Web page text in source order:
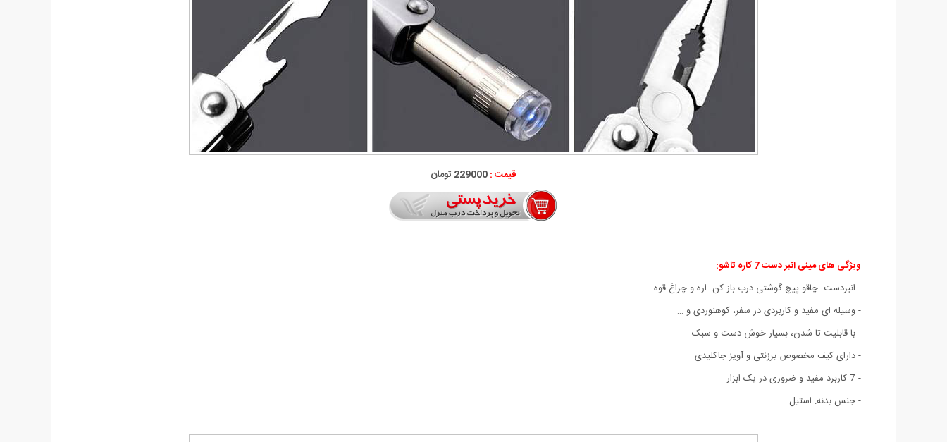
قیمت :229000 تومان
ویژگی های مینی انبر دست 7 کاره تاشو:
- انبردست- چاقو-پیچ گوشتی-درب باز کن- اره و چراغ قوه
- وسیله ای مفید و کاربردی در سفر، کوهنوردی و …
- با قابلیت تا شدن، بسیار خوش دست و سبک
- دارای کیف مخصوص برزنتی و آویز جاکلیدی
- 7 کاربرد مفید و ضروری در یک ابزار
- جنس بدنه: استیل